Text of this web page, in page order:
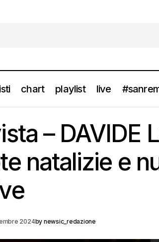
chart playlist live
Intervista –
– DAVIDE
natalizie e
2024by newsic_redazione